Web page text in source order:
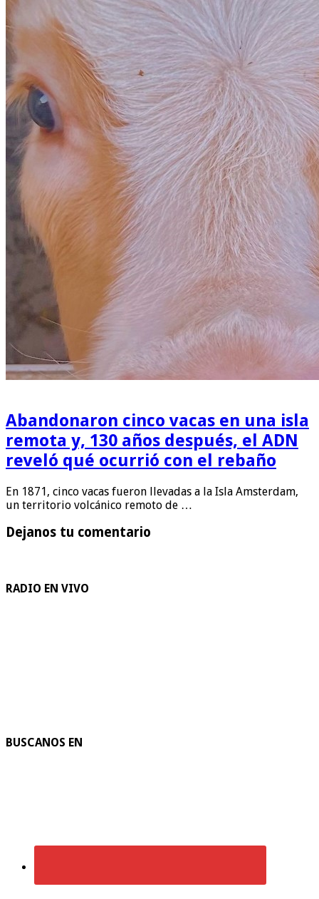
Abandonaron cinco vacas en una isla
remota y, 130 años después, el ADN
reveló qué ocurrió con el rebaño
En 1871, cinco vacas fueron llevadas a la Isla Amsterdam,
un territorio volcánico remoto de …
Dejanos tu comentario
RADIO EN VIVO
BUSCANOS EN